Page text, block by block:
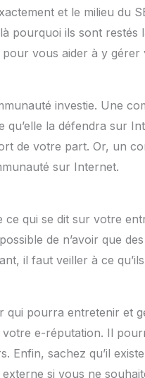
et le milieu du
pourquoi ils sont restés
vous aider à y gérer
investie. Une
qu’elle la défendra sur
de votre part. Or, un
sur Internet.
ce qui se dit sur votre
de n’avoir que
il faut veiller à ce
qui pourra entretenir et
e-réputation. Il
Enfin, sachez qu’il
si vous ne